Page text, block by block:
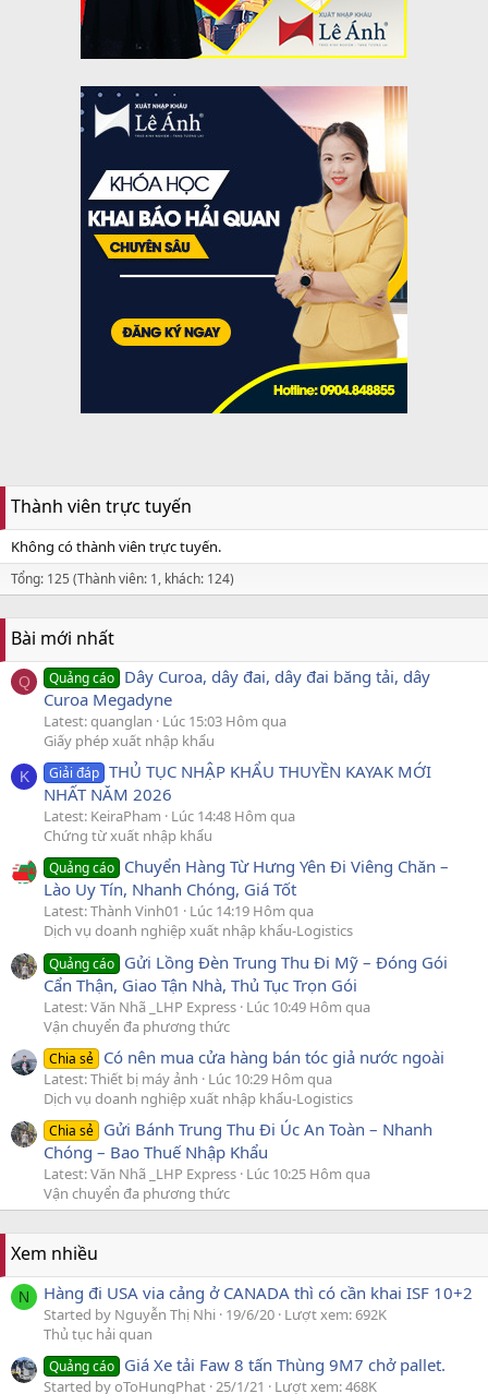
Thành viên trực tuyến
Không có thành viên trực tuyến.
Tổng: 125 (Thành viên: 1, khách: 124)
Bài mới nhất
Q Quảng cáo Dây Curoa, dây đai, dây đai băng tải, dây
Curoa Megadyne
Latest: quanglan
Lúc 15:03 Hôm qua
Giấy phép xuất nhập khẩu
K Giải đáp THỦ TỤC NHẬP KHẨU THUYỀN KAYAK MỚI
NHẤT NĂM 2026
Latest: KeiraPham
Lúc 14:48 Hôm qua
Chứng từ xuất nhập khẩu
Quảng cáo Chuyển Hàng Từ Hưng Yên Đi Viêng Chăn –
Lào Uy Tín, Nhanh Chóng, Giá Tốt
Latest: Thành Vinh01
Lúc 14:19 Hôm qua
Dịch vụ doanh nghiệp xuất nhập khẩu-Logistics
Quảng cáo Gửi Lồng Đèn Trung Thu Đi Mỹ – Đóng Gói
Cẩn Thận, Giao Tận Nhà, Thủ Tục Trọn Gói
Latest: Văn Nhã _LHP Express Lúc 10:49 Hôm qua
Vận chuyển đa phương thức
Chia sẻ Có nên mua cửa hàng bán tóc giả nước ngoài
Latest: Thiết bị máy ảnh
Lúc 10:29 Hôm qua
Dịch vụ doanh nghiệp xuất nhập khẩu-Logistics
Chia sẻ Gửi Bánh Trung Thu Đi Úc An Toàn – Nhanh
Chóng – Bao Thuế Nhập Khẩu
Latest: Văn Nhã _LHP Express Lúc 10:25 Hôm qua
Vận chuyển đa phương thức
Xem nhiều
N Hàng đi USA via cảng ở CANADA thì có cần khai ISF 10+2
Started by Nguyễn Thị Nhi 19/6/20 Lượt xem: 692K
Thủ tục hải quan
Quảng cáo Giá Xe tải Faw 8 tấn Thùng 9M7 chở pallet.
Started by oToHungPhat 25/1/21
Lượt xem: 468K